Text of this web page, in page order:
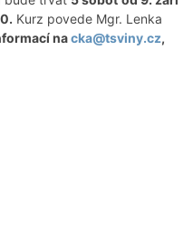
Kurz povede Mgr. Lenka
nacka@tsviny.cz,